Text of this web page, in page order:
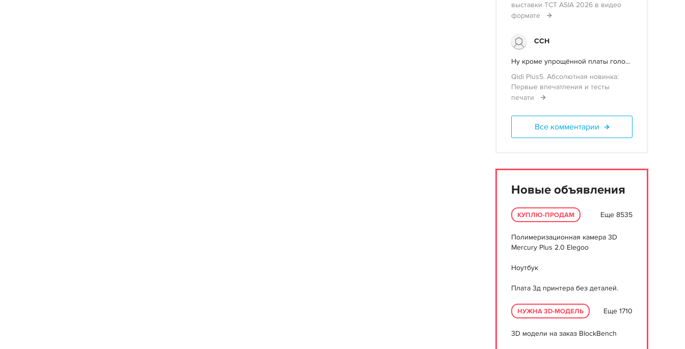
выставки TCT ASIA 2026 в видео
формате
ССН
Ну кроме упрощённой платы голо...
Qidi Plus5. Абсолютная новинка:
Первые впечатления и тесты
печати
Все комментарии
Новые объявления
КУПЛЮ-ПРОДАМ Еще 8535
Полимеризационная камера 3D
Mercury Plus 2.0 Elegoo
Ноутбук
Плата 3д принтера без деталей.
НУЖНА 3D-МОДЕЛЬ Еще 1710
3D модели на заказ BlockBench